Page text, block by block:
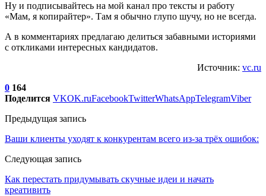
Ну и подписывайтесь на мой канал про тексты и работу
«Мам, я копирайтер». Там я обычно глупо шучу, но не всегда.
А в комментариях предлагаю делиться забавными историями
с откликами интересных кандидатов.
Источник: vc.ru
0 164
Поделится VKOK.ruFacebookTwitterWhatsAppTelegramViber
Предыдущая запись
Ваши клиенты уходят к конкурентам всего из-за трёх ошибок:
Следующая запись
Как перестать придумывать скучные идеи и начать
креативить